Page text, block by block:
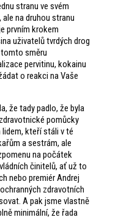
stranu ve svém
na druhou stranu
prvním krokem
uživatelů tvrdých drog
tomto směru
pervitinu, kokainu
o reakci na Vaše
že tady padlo, že byla
pomůcky
lidem, kteří stáli v té
a sestrám, ale
na počátek
činitelů, ať už to
nebo premiér Andrej
zdravotních
A pak jsme vlastně
minimální, že řada